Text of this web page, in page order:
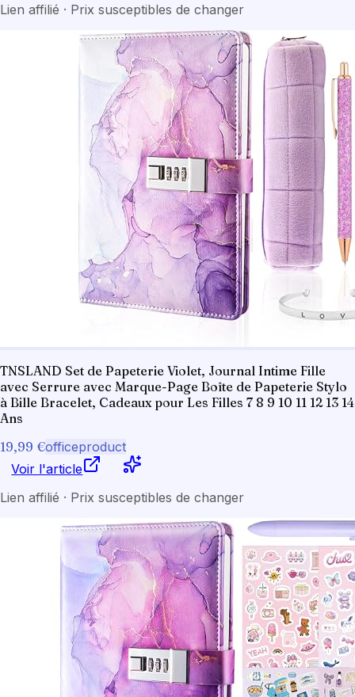
Lien affilié · Prix susceptibles de changer
TNSLAND Set de Papeterie Violet, Journal Intime Fille
avec Serrure avec Marque-Page Boîte de Papeterie Stylo
à Bille Bracelet, Cadeaux pour Les Filles 7 8 9 10 11 12 13 14
Ans
19,99 €officeproduct
Voir l'article
Lien affilié · Prix susceptibles de changer